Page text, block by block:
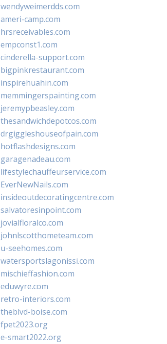
wendyweimerdds.com
ameri-camp.com
hrsreceivables.com
empconst1.com
cinderella-support.com
bigpinkrestaurant.com
inspirehuahin.com
memmingerspainting.com
jeremypbeasley.com
thesandwichdepotcos.com
drgiggleshouseofpain.com
hotflashdesigns.com
garagenadeau.com
lifestylechauffeurservice.com
EverNewNails.com
insideoutdecoratingcentre.com
salvatoresinpoint.com
jovialfloralco.com
johnlscotthometeam.com
u-seehomes.com
watersportslagonissi.com
mischieffashion.com
eduwyre.com
retro-interiors.com
theblvd-boise.com
fpet2023.org
e-smart2022.org